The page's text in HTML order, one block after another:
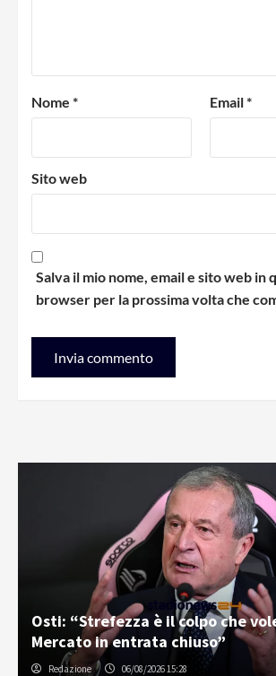
Nome * Email*
Sito web
Salva il mio nome, email e sito web in
browser per la prossima volta che
Palermo e Melbourne City, sfida
inizia la tournée in Australia
Gabriele Cavallaro 07/08/2026 06:30